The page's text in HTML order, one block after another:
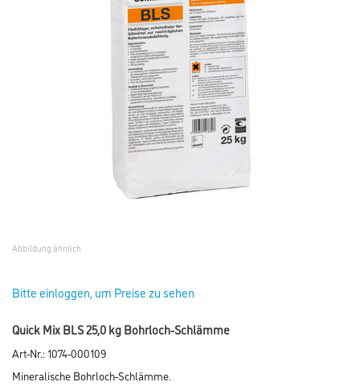
Abbildung ähnlich
Bitte einloggen, um Preise zu sehen
Quick Mix BLS 25,0 kg Bohrloch-Schlämme
Art-Nr.:1074-000109
Mineralische Bohrloch-Schlämme.